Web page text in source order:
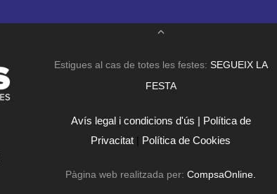
Estigues al cas de totes les festes: SEGUEIX LA
FESTA
Avís legal i condicions d'ús | Política de
Privacitat | Política de Cookies
Pàgina web realitzada per:CompsaOnline.